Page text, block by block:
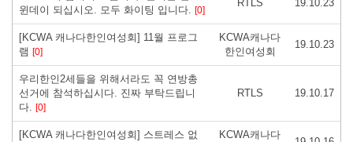
윈데이 되십시오. 모두 화이팅 입니다. [0]
RTLS 19.10.23
[KCWA 캐나다한인여성회] 11월 프로그
램 [0]
KCWA캐나다
한인여성회
19.10.23
우리한인2세들을 위해서라도 꼭 연방총
선거에 참석하십시다. 진짜 부탁드립니
다. [0]
RTLS 19.10.17
[KCWA 캐나다한인여성회] 스트레스 없 KCWA캐나다